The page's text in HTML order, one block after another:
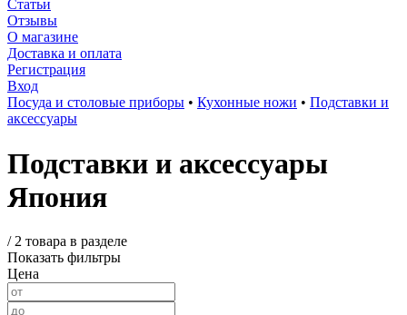
Статьи
Отзывы
О магазине
Доставка и оплата
Регистрация
Вход
Посуда и столовые приборы • Кухонные ножи • Подставки и
аксессуары
Подставки и аксессуары
Япония
/ 2 товара в разделе
Показать фильтры
Цена